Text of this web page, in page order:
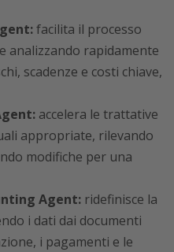
facilita il processo
analizzando rapidamente
scadenze e costi chiave,
accelera le trattative
appropriate, rilevando
modifiche per una
Agent: ridefinisce la
i dati dai documenti
i pagamenti e le